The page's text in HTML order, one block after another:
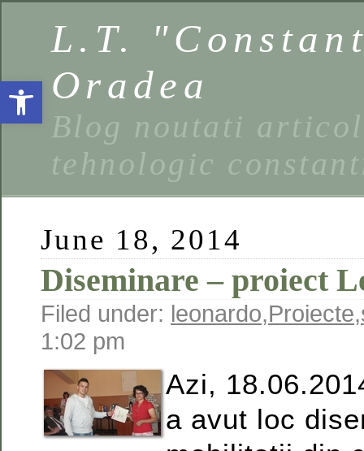
Open toolbar
L.T.
Oradea
Blog noutati
tehnologic
June 18, 2014
Diseminare – proiect
Filed under: leonardo,Proiecte,
1:02 pm
Azi,
a avut loc